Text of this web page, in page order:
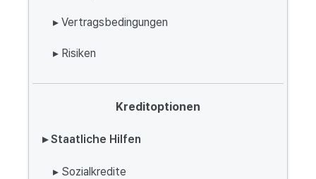
▸ Vertragsbedingungen
▸ Risiken
Kreditoptionen
▸ Staatliche Hilfen
▸ Sozialkredite